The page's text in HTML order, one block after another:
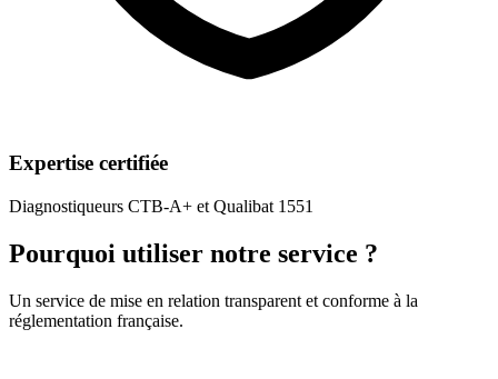
Expertise certifiée
Diagnostiqueurs CTB-A+ et Qualibat 1551
Pourquoi utiliser notre service ?
Un service de mise en relation transparent et conforme à la
réglementation française.